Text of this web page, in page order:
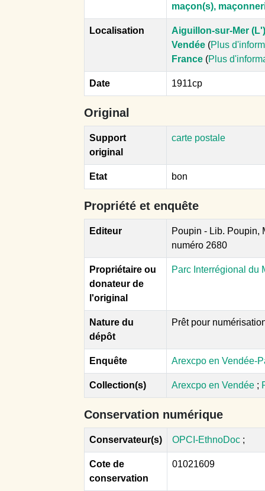
maçon(s),
Localisation
Aiguillon-sur-Mer (L')
Vendée (Plus
France (Plus
Date 1911cp
Original
Support
original
carte postale
Etat bon
Propriété et enquête
Editeur
Poupin - Lib. Poupin,
numéro 2680
Propriétaire ou
donateur de
l'original
Parc Interrégional du
Nature du
dépôt
Prêt pour
Enquête Arexcpo en Vendée-
Collection(s) Arexcpo en Vendée ;
Conservation numérique
Conservateur(s) OPCI-EthnoDoc ;
Cote de
conservation
01021609